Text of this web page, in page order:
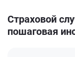
Страховой
пошаговая